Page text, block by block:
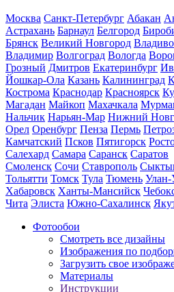
Москва Санкт-Петербург Абакан
Астрахань Барнаул Белгород
Брянск Великий Новгород
Владимир Волгоград Вологда
Грозный Дмитров Екатеринбург
Йошкар-Ола Казань Калининград
Кострома Краснодар Красноярск
Магадан Майкоп Махачкала
Нальчик Нарьян-Мар Нижний
Орел Оренбург Пенза Пермь
Камчатский Псков Пятигорск
Салехард Самара Саранск Саратов
Смоленск Сочи Ставрополь
Тольятти Томск Тула Тюмень Улан-
Хабаровск Ханты-Мансийск
Чита Элиста Южно-Сахалинск
Фотообои
Смотреть все дизайны
Изображения по
Загрузить свое
Материалы
Инструкции